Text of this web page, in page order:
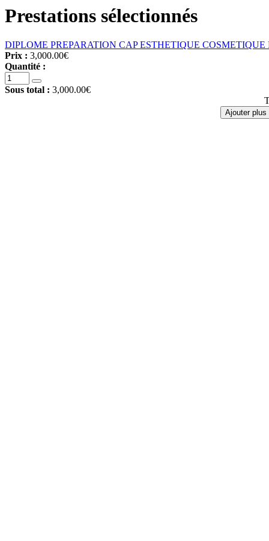
Prestations sélectionnés
DIPLOME PREPARATION CAP ESTHETIQUE
Prix : 3,000.00€
Quantité :
Sous total : 3,000.00€
Ajouter plus